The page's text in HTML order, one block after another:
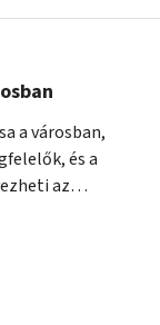
kijelölése és
támogatná
a városban,
és a
az